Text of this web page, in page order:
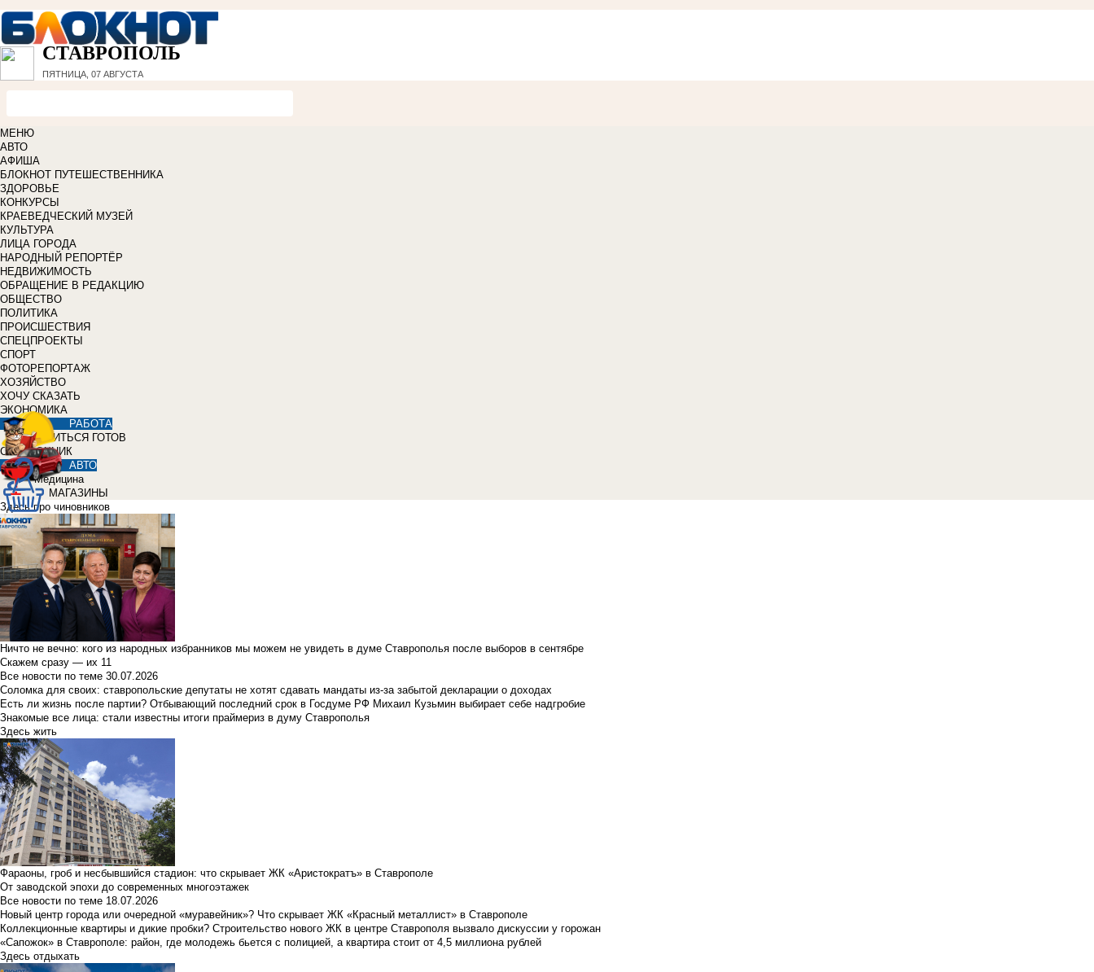
СТАВРОПОЛЬ
ПЯТНИЦА, 07 АВГУСТА
МЕНЮ
АВТО
АФИША
БЛОКНОТ ПУТЕШЕСТВЕННИКА
ЗДОРОВЬЕ
КОНКУРСЫ
КРАЕВЕДЧЕСКИЙ МУЗЕЙ
КУЛЬТУРА
ЛИЦА ГОРОДА
НАРОДНЫЙ РЕПОРТЁР
НЕДВИЖИМОСТЬ
ОБРАЩЕНИЕ В РЕДАКЦИЮ
ОБЩЕСТВО
ПОЛИТИКА
ПРОИСШЕСТВИЯ
СПЕЦПРОЕКТЫ
СПОРТ
ФОТОРЕПОРТАЖ
ХОЗЯЙСТВО
ХОЧУ СКАЗАТЬ
ЭКОНОМИКА
РАБОТА
УЧИТЬСЯ ГОТОВ
СПРАВОЧНИК
АВТО
Медицина
МАГАЗИНЫ
Здесь про чиновников
Ничто не вечно: кого из народных избранников мы можем не увидеть в думе Ставрополья после выборов в сентябре
Скажем сразу — их 11
Все новости по теме 30.07.2026
Соломка для своих: ставропольские депутаты не хотят сдавать мандаты из-за забытой декларации о доходах
Есть ли жизнь после партии? Отбывающий последний срок в Госдуме РФ Михаил Кузьмин выбирает себе надгробие
Знакомые все лица: стали известны итоги праймериз в думу Ставрополья
Здесь жить
Фараоны, гроб и несбывшийся стадион: что скрывает ЖК «Аристократъ» в Ставрополе
От заводской эпохи до современных многоэтажек
Все новости по теме 18.07.2026
Новый центр города или очередной «муравейник»? Что скрывает ЖК «Красный металлист» в Ставрополе
Коллекционные квартиры и дикие пробки? Строительство нового ЖК в центре Ставрополя вызвало дискуссии у горожан
«Сапожок» в Ставрополе: район, где молодежь бьется с полицией, а квартира стоит от 4,5 миллиона рублей
Здесь отдыхать